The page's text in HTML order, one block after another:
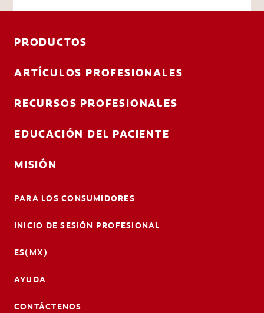
PRODUCTOS
ARTÍCULOS PROFESIONALES
RECURSOS PROFESIONALES
EDUCACIÓN DEL PACIENTE
MISIÓN
PARA LOS CONSUMIDORES
INICIO DE SESIÓN PROFESIONAL
ES(MX)
AYUDA
CONTÁCTENOS